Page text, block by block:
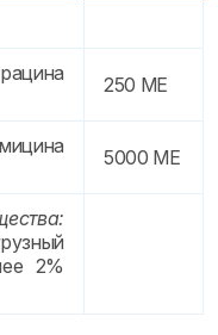
250 ME
5000 ME
2%